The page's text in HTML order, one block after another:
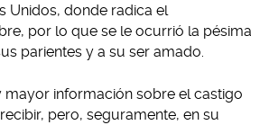
Unidos, donde radica el
por lo que se le ocurrió la pésima
parientes y a su ser amado.
mayor información sobre el castigo
pero, seguramente, en su